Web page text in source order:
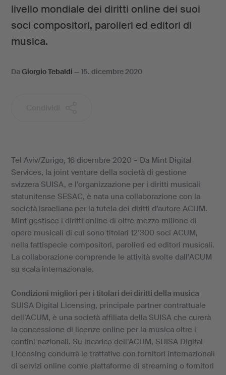
livello mondiale dei diritti online dei suoi
soci compositori, parolieri ed editori di
musica.
DaGiorgio Tebaldi —15. dicembre 2020
Tel Aviv/Zurigo, 16 dicembre 2020 – Da Mint Digital
Services, la joint venture della società di gestione
svizzera SUISA, e l’organizzazione per i diritti musicali
statunitense SESAC, è nata una collaborazione con la
società israeliana per la tutela dei diritti d’autore ACUM.
Mint gestisce i diritti online di oltre mezzo milione di
opere musicali di cui sono titolari 12’300 soci ACUM,
nella fattispecie compositori, parolieri ed editori musicali.
La collaborazione comprende le attività svolte dall’ACUM
su scala internazionale.
Condizioni migliori per i titolari dei diritti della musica
SUISA Digital Licensing, principale partner contrattuale
dell’ACUM, è una società affiliata della SUISA che curerà
la concessione di licenze online per la musica oltre i
confini nazionali. Su incarico dell’ACUM, SUISA Digital
Licensing condurrà le trattative con fornitori internazionali
di servizi online come piattaforme di streaming o fornitori